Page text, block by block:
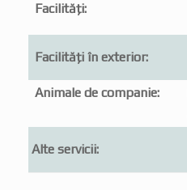
Facilități:
Facilități în exterior:
Animale de companie:
Alte servicii: